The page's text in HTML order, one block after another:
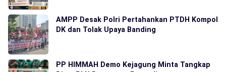
AMPP Desak Polri Pertahankan PTDH Kompol
DK dan Tolak Upaya Banding
PP HIMMAH Demo Kejagung Minta Tangkap